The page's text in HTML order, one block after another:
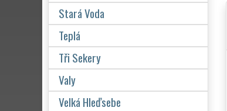
Stará Voda
Teplá
Tři Sekery
Valy
Velká Hleďsebe